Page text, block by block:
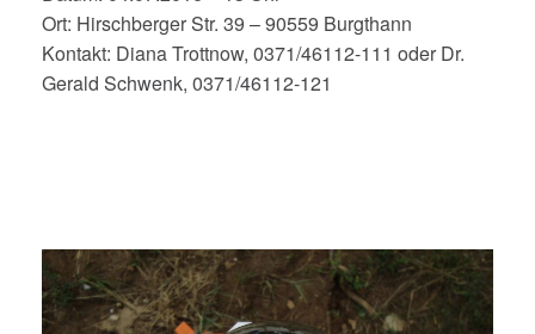
Ort: Hirschberger Str. 39 – 90559 Burgthann
Kontakt: Diana Trottnow, 0371/46112-111 oder Dr.
Gerald Schwenk, 0371/46112-121